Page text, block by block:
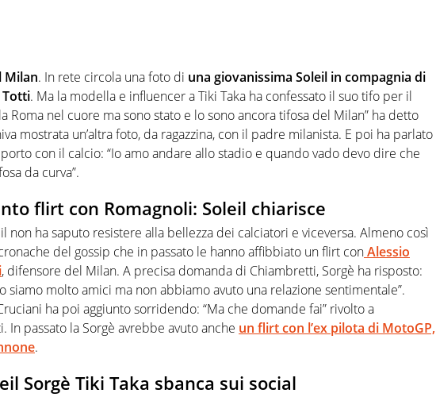
Milan. In rete circola una foto di una giovanissima Soleil in compagnia di
Totti. Ma la modella e influencer a Tiki Taka ha confessato il suo tifo per il
Roma nel cuore ma sono stato e lo sono ancora tifosa del Milan” ha detto
mostrata un’altra foto, da ragazzina, con il padre milanista. E poi ha parlato
con il calcio: “Io amo andare allo stadio e quando vado devo dire che
da curva”.
flirt con Romagnoli: Soleil chiarisce
non ha saputo resistere alla bellezza dei calciatori e viceversa. Almeno così
del gossip che in passato le hanno affibbiato un flirt conAlessio
, difensore del Milan. A precisa domanda di Chiambretti, Sorgè ha risposto:
siamo molto amici ma non abbiamo avuto una relazione sentimentale”.
ha poi aggiunto sorridendo: “Ma che domande fai” rivolto a
In passato la Sorgè avrebbe avuto anche un flirt con l’ex pilota di MotoGP,
.
Sorgè Tiki Taka sbanca sui social